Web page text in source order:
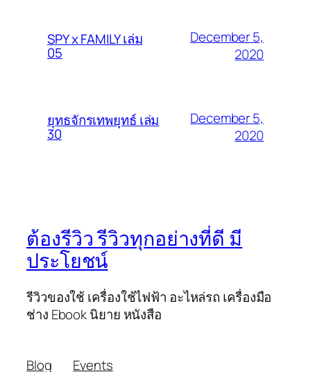
SPY x FAMILY เล่ม
05
December 5,
2020
ยุทธจักรเทพยุทธ์ เล่ม
30
December 5,
2020
ต้องรีวิว รีวิวทุกอย่างที่ดี มี
ประโยชน์
รีวิวของใช้ เครื่องใช้ไฟฟ้า อะไหล่รถ เครื่องมือ
ช่าง Ebook นิยาย หนังสือ
Blog Events